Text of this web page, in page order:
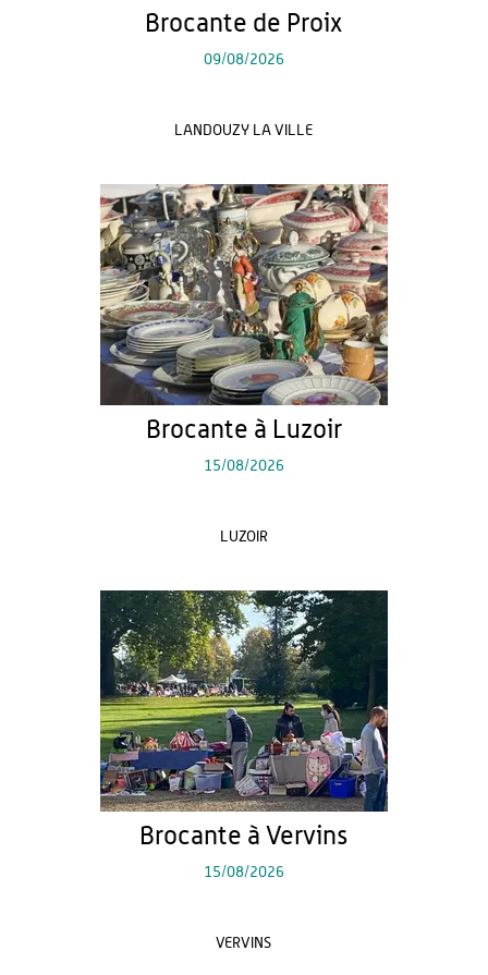
Brocante de Proix
09/08/2026
LANDOUZY LA VILLE
Brocante à Luzoir
15/08/2026
LUZOIR
Brocante à Vervins
15/08/2026
VERVINS